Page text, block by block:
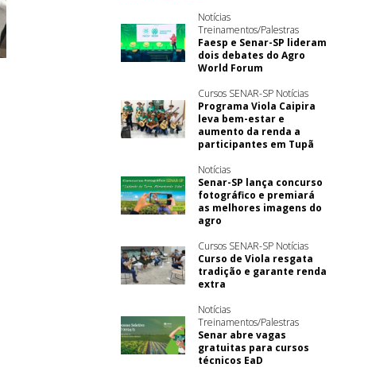
Notícias
Treinamentos/Palestras
Faesp e Senar-SP lideram
dois debates do Agro
World Forum
Cursos SENAR-SP Notícias
Programa Viola Caipira
leva bem-estar e
aumento da renda a
participantes em Tupã
Notícias
Senar-SP lança concurso
fotográfico e premiará
as melhores imagens do
agro
Cursos SENAR-SP Notícias
Curso de Viola resgata
tradição e garante renda
extra
Notícias
Treinamentos/Palestras
Senar abre vagas
gratuitas para cursos
técnicos EaD